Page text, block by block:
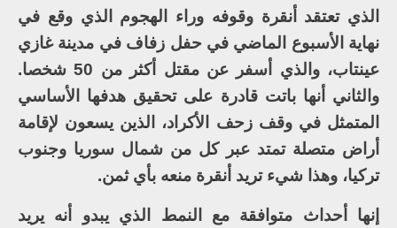
الذي تعتقد أنقرة وقوفه وراء الهجوم الذي وقع في
نهاية الأسبوع الماضي في حفل زفاف في مدينة غازي
عينتاب، والذي أسفر عن مقتل أكثر من 50 شخصا.
والثاني أنها باتت قادرة على تحقيق هدفها الأساسي
المتمثل في وقف زحف الأكراد، الذين يسعون لإقامة
أراض متصلة تمتد عبر كل من شمال سوريا وجنوب
تركيا، وهذا شيء تريد أنقرة منعه بأي ثمن.
إنها أحداث متوافقة مع النمط الذي يبدو أنه يريد